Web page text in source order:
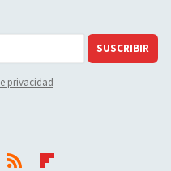
SUSCRIBIR
privacidad